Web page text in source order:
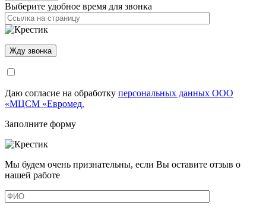
Выберите удобное время для звонка
Даю согласие на обработку персональных данных ООО
«МЦСМ «Евромед.
Заполните форму
Мы будем очень признательны, если Вы оставите отзыв о
нашей работе